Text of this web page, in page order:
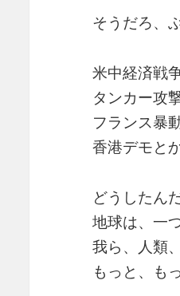
そうだろ、
米中経済戦
タンカー攻
フランス暴
香港デモとか
どうしたん
地球は、一つ
我ら、人類
もっと、も